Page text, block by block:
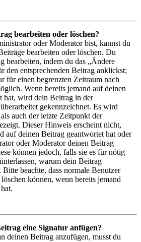
bearbeiten oder löschen?
oder Moderator bist, kannst du
bearbeiten oder löschen. Du
bearbeiten, indem du das „Ändere
den entsprechenden Beitrag anklickst;
für einen begrenzten Zeitraum nach
Wenn bereits jemand auf deinen
hat, wird dein Beitrag in der
gekennzeichnet. Es wird
auch der letzte Zeitpunkt der
Dieser Hinweis erscheint nicht,
auf deinen Beitrag geantwortet hat oder
oder Moderator deinen Beitrag
können jedoch, falls sie es für nötig
warum dein Beitrag
beachte, dass normale Benutzer
können, wenn bereits jemand
eine Signatur anfügen?
deinen Beitrag anzufügen, musst du